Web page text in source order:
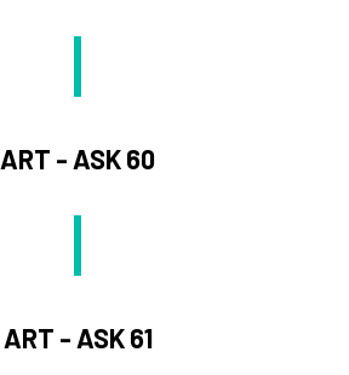
ART - ASK 60
ART - ASK 61